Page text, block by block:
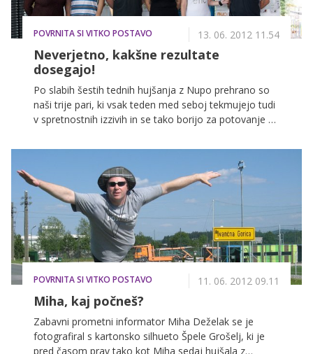
POVRNITA SI VITKO POSTAVO 13. 06. 2012 11.54
Neverjetno, kakšne rezultate
dosegajo!
Po slabih šestih tednih hujšanja z Nupo prehrano so
naši trije pari, ki vsak teden med seboj tekmujejo tudi
v spretnostnih izzivih in se tako borijo za potovanje na
so več kot navdušeni, prav tako pa kar ne morejo
verjeti, da imajo, čeprav hujšajo, še vedno toliko
energije. Preverite, kakšen izziv jim je tokrat pripravil
fitnes trener Gašper Simčič in kdo se je najbolje
odrezal.
POVRNITA SI VITKO POSTAVO 11. 06. 2012 09.11
Miha, kaj počneš?
Zabavni prometni informator Miha Deželak se je
fotografiral s kartonsko silhueto Špele Grošelj, ki je
pred časom prav tako kot Miha sedaj hujšala z